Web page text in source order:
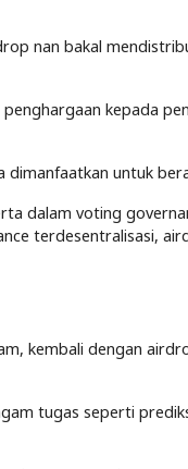
nan bakal
penghargaan kepada
untuk
dalam voting
terdesentralisasi,
kembali dengan
tugas seperti